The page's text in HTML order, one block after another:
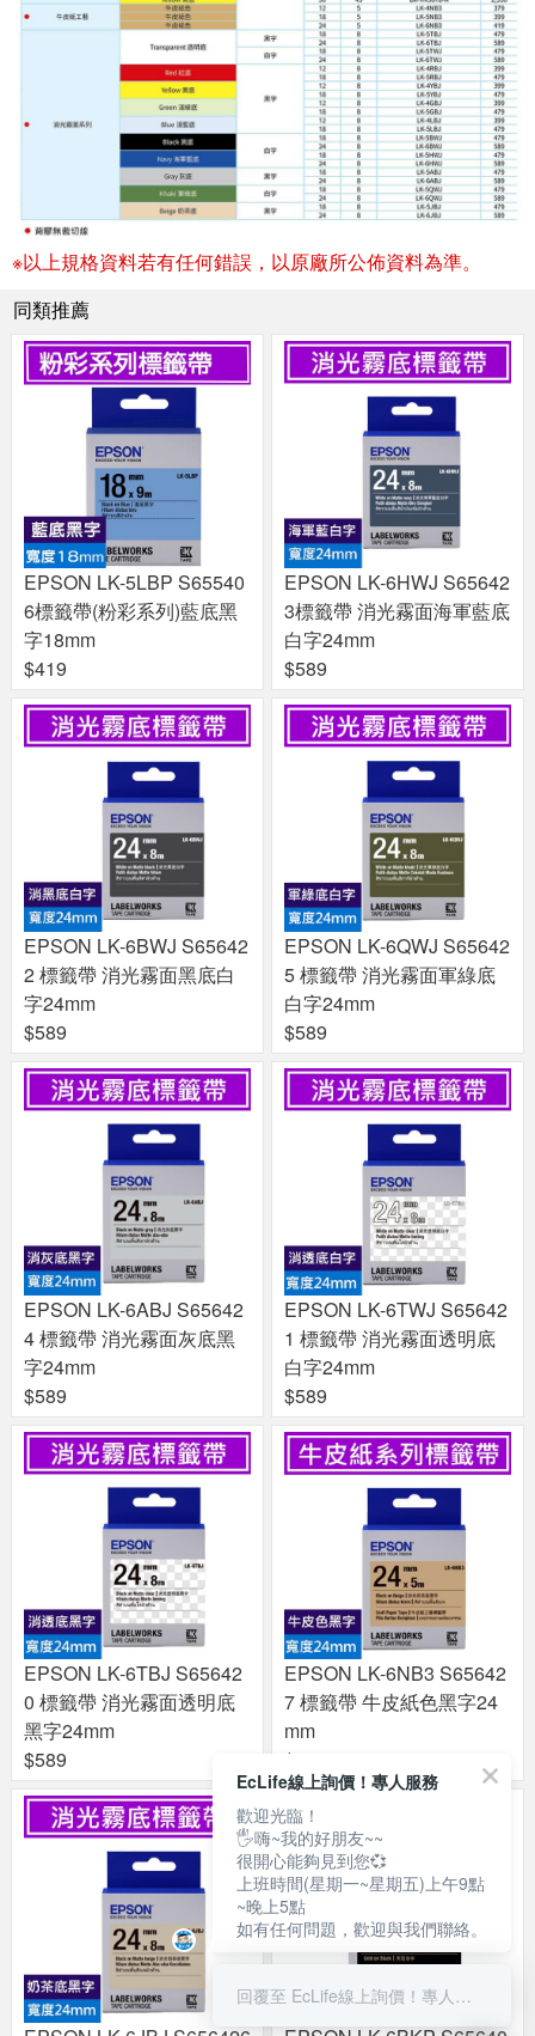
※以上規格資料若有任何錯誤，以原廠所公佈資料為準。
同類推薦
EPSON LK-5LBP S65540
6標籤帶(粉彩系列)藍底黑
字18mm
$419
EPSON LK-6HWJ S65642
3標籤帶 消光霧面海軍藍底
白字24mm
$589
EPSON LK-6BWJ S65642
2 標籤帶 消光霧面黑底白
字24mm
$589
EPSON LK-6QWJ S65642
5 標籤帶 消光霧面軍綠底
白字24mm
$589
EPSON LK-6ABJ S65642
4 標籤帶 消光霧面灰底黑
字24mm
$589
EPSON LK-6TWJ S65642
1 標籤帶 消光霧面透明底
白字24mm
$589
EPSON LK-6TBJ S65642
0 標籤帶 消光霧面透明底
黑字24mm
$589
EPSON LK-6NB3 S65642
7 標籤帶 牛皮紙色黑字24
mm
$419
EcLife線上詢價！專人服務
歡迎光臨！
🖐嗨~我的好朋友~~
很開心能夠見到您💞
上班時間(星期一~星期五)上午9點
~晚上5點
如有任何問題，歡迎與我們聯絡。
回覆至 EcLife線上詢價！專人服務